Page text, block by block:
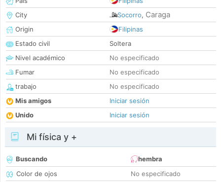
City
Socorro, Caraga
Origin
Filipinas
Estado civil
Soltera
Nivel académico
No especificado
Fumar
No especificado
trabajo
No especificado
Mis amigos
Iniciar sesión
Unido
Iniciar sesión
Mi física y +
Buscando
hembra
Color de ojos
No especificado